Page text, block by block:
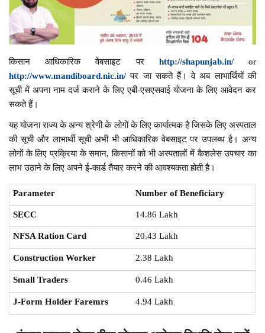
किसान आधिकारिक वेबसाइट पर http://shapunjab.in/or
http://www.mandiboard.nic.in/पर जा सकते हैं। वे अब लाभार्थियों की
सूची में अपना नाम दर्ज कराने के लिए एबी-एसएसवाई योजना के लिए आवेदन कर
सकते हैं।
यह योजना राज्य के अन्य श्रेणी के लोगों के लिए कार्यात्मक है जिसके लिए अस्पताल
की सूची और लाभार्थी सूची अभी भी आधिकारिक वेबसाइट पर उपलब्ध है। अन्य
लोगों के लिए प्रक्रिया के समान, किसानों को भी अस्पतालों में कैशलेस उपचार का
लाभ उठाने के लिए अपने ई-कार्ड तैयार करने की आवश्यकता होती है।
Parameter Number of Beneficiary
SECC 14.86 Lakh
NFSA Ration Card 20.43 Lakh
Construction Worker 2.38 Lakh
Small Traders 0.46 Lakh
J-Form Holder Faremrs 4.94 Lakh